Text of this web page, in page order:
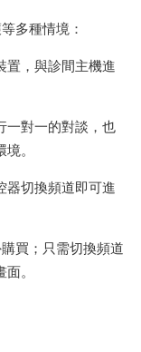
多種情境：
置，與診間主機進
一對一的對談，也
。
器切換頻道即可進
買；只需切換頻道
。